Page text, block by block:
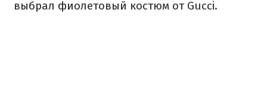
выбрал фиолетовый костюм от Gucci.